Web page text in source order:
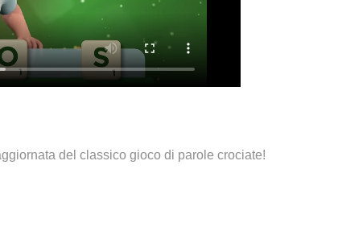
del classico gioco di parole crociate!
tanto! Con il tabellone, le tessere e il dizionario Scrabble